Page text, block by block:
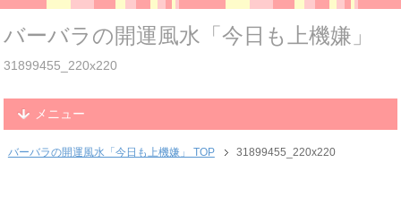
バーバラの開運風水「今日も上機嫌」
31899455_220x220
メニュー
バーバラの開運風水「今日も上機嫌」 TOP 31899455_220x220